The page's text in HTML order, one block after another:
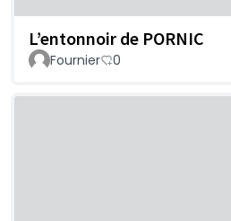
L’entonnoir de PORNIC
Fournier 0